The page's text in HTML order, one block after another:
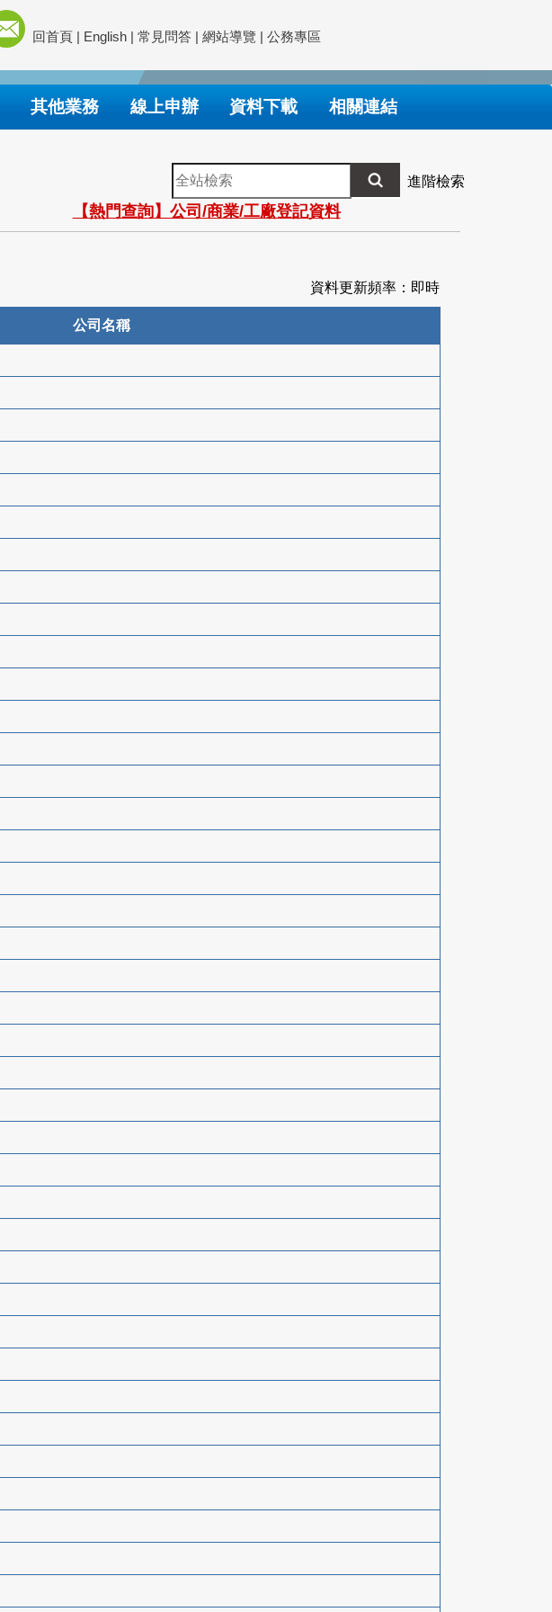
回首頁 | English | 常見問答 | 網站導覽 | 公務專區
其他業務 線上申辦 資料下載 相關連結
全
站
檢
索
進階檢索
【熱門查詢】公司/商業/工廠登記資料
資料更新頻率：即時
公司名稱